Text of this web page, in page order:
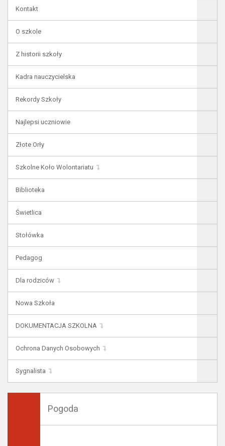
Kontakt
O szkole
Z historii szkoły
Kadra nauczycielska
Rekordy Szkoły
Najlepsi uczniowie
Złote Orły
Szkolne Koło Wolontariatu
Biblioteka
Świetlica
Stołówka
Pedagog
Dla rodziców
Nowa Szkoła
DOKUMENTACJA SZKOLNA
Ochrona Danych Osobowych
Sygnalista
Pogoda